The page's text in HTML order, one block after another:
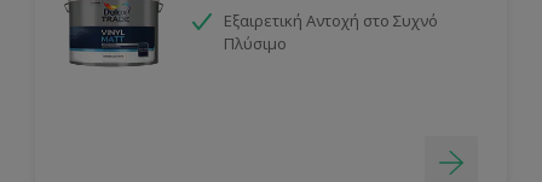
Εξαιρετική Αντοχή στο Συχνό
Πλύσιμο